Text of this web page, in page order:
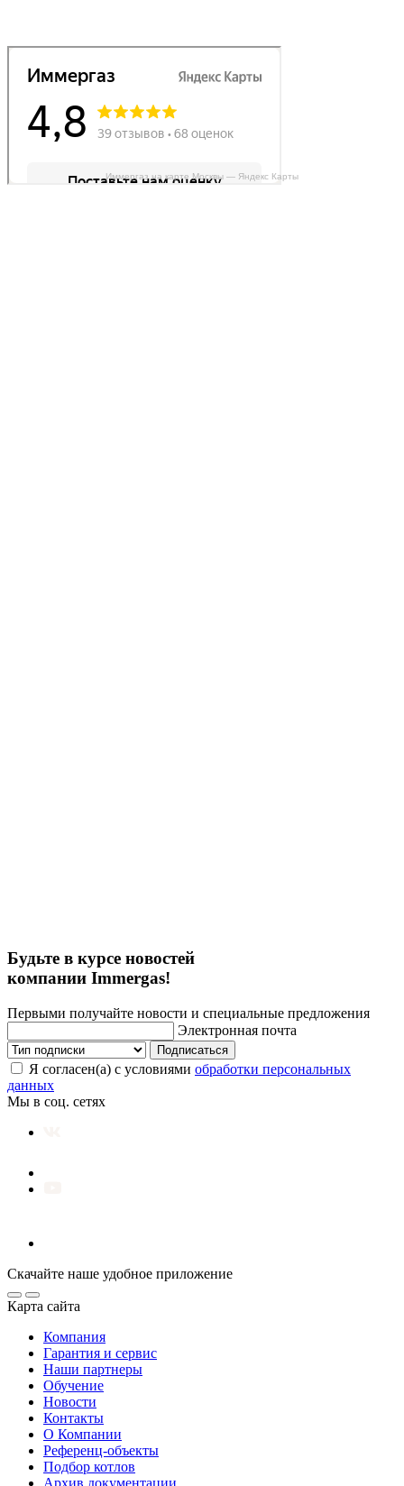
Иммергаз на карте Москвы — Яндекс Карты
Будьте в курсе новостей
компании Immergas!
Первыми получайте новости и специальные предложения
Электронная почта
Подписаться
Я согласен(а) с условиями обработки персональных
данных
Мы в соц. сетях
Скачайте наше удобное приложение
Карта сайта
Компания
Гарантия и сервис
Наши партнеры
Обучение
Новости
Контакты
О Компании
Референц-объекты
Подбор котлов
Архив документации